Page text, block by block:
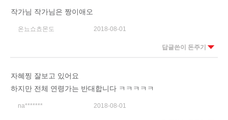
작가님 작가님은 짱이애오
온뇨쇼쵸몬도 2018-08-01
답글쓴이 돈주기
자혜찡 잘보고 있어요
하지만 전체 연령가는 반대합니다 ㅋㅋㅋㅋㅋ
na******* 2018-08-01